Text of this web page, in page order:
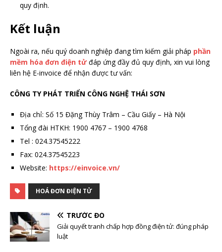
quy định.
Kết luận
Ngoài ra, nếu quý doanh nghiệp đang tìm kiếm giải pháp phần
mềm hóa đơn điện tửđáp ứng đầy đủ quy định, xin vui lòng
liên hệ E-invoice để nhận được tư vấn:
CÔNG TY PHÁT TRIỂN CÔNG NGHỆ THÁI SƠN
Địa chỉ: Số 15 Đặng Thùy Trâm – Cầu Giấy – Hà Nội
Tổng đài HTKH: 1900 4767 – 1900 4768
Tel : 024.37545222
Fax: 024.37545223
Website: https://einvoice.vn/
HOÁ ĐƠN ĐIỆN TỬ
TRƯỚC ĐÓ
Giải quyết tranh chấp hợp đồng điện tử: đúng pháp
luật